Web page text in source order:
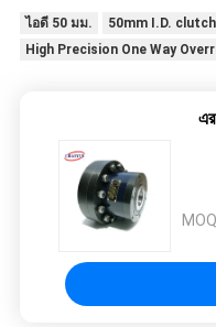
แผนผัง
PRIVACY
POLICY
ไอดี 50 มม.
50mm I.D.
High Precision One Way